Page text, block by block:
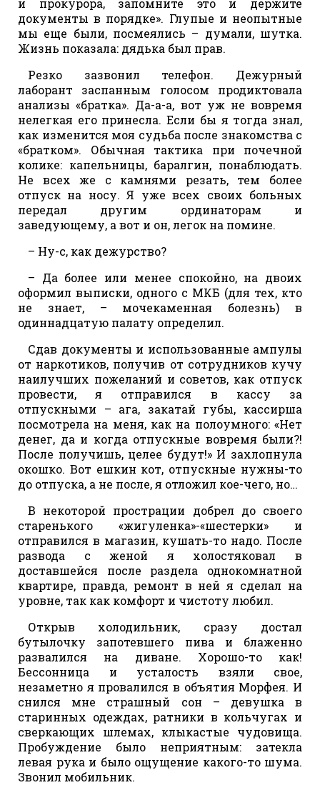
документы в порядке». Глупые и неопытные
мы еще были, посмеялись – думали, шутка.
Жизнь показала: дядька был прав.
Резко зазвонил телефон. Дежурный
лаборант заспанным голосом продиктовала
анализы «братка». Да-а-а, вот уж не вовремя
нелегкая его принесла. Если бы я тогда знал,
как изменится моя судьба после знакомства с
«братком». Обычная тактика при почечной
колике: капельницы, баралгин, понаблюдать.
Не всех же с камнями резать, тем более
отпуск на носу. Я уже всех своих больных
передал другим ординаторам и
заведующему, а вот и он, легок на помине.
– Ну-с, как дежурство?
– Да более или менее спокойно, на двоих
оформил выписки, одного с МКБ (для тех, кто
не знает, – мочекаменная болезнь) в
одиннадцатую палату определил.
Сдав документы и использованные ампулы
от наркотиков, получив от сотрудников кучу
наилучших пожеланий и советов, как отпуск
провести, я отправился в кассу за
отпускными – ага, закатай губы, кассирша
посмотрела на меня, как на полоумного: «Нет
денег, да и когда отпускные вовремя были?!
После получишь, целее будут!» И захлопнула
окошко. Вот ешкин кот, отпускные нужны-то
до отпуска, а не после, я отложил кое-чего, но…
В некоторой прострации добрел до своего
старенького «жигуленка»-«шестерки» и
отправился в магазин, кушать-то надо. После
развода с женой я холостяковал в
доставшейся после раздела однокомнатной
квартире, правда, ремонт в ней я сделал на
уровне, так как комфорт и чистоту любил.
Открыв холодильник, сразу достал
бутылочку запотевшего пива и блаженно
развалился на диване. Хорошо-то как!
Бессонница и усталость взяли свое,
незаметно я провалился в объятия Морфея. И
снился мне страшный сон – девушка в
старинных одеждах, ратники в кольчугах и
сверкающих шлемах, клыкастые чудовища.
Пробуждение было неприятным: затекла
левая рука и было ощущение какого-то шума.
Звонил мобильник.